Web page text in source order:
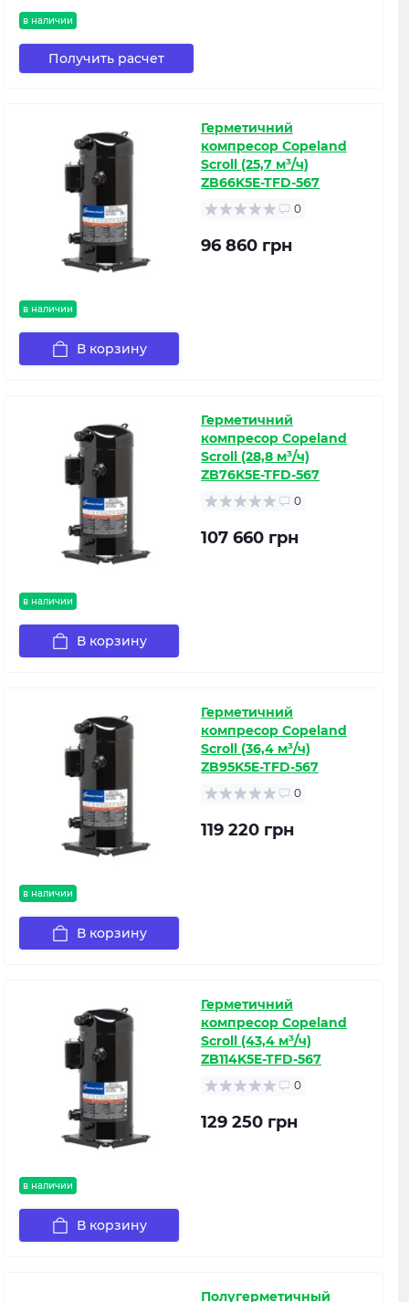
в наличии
Получить расчет
в наличии
Герметичний
компресор Copeland
Scroll (25,7 м³/ч)
ZB66K5E-TFD-567
0
96 860 грн
В корзину
в наличии
Герметичний
компресор Copeland
Scroll (28,8 м³/ч)
ZB76K5E-TFD-567
0
107 660 грн
В корзину
в наличии
Герметичний
компресор Copeland
Scroll (36,4 м³/ч)
ZB95K5E-TFD-567
0
119 220 грн
В корзину
в наличии
Герметичний
компресор Copeland
Scroll (43,4 м³/ч)
ZB114K5E-TFD-567
0
129 250 грн
В корзину
Полугерметичный